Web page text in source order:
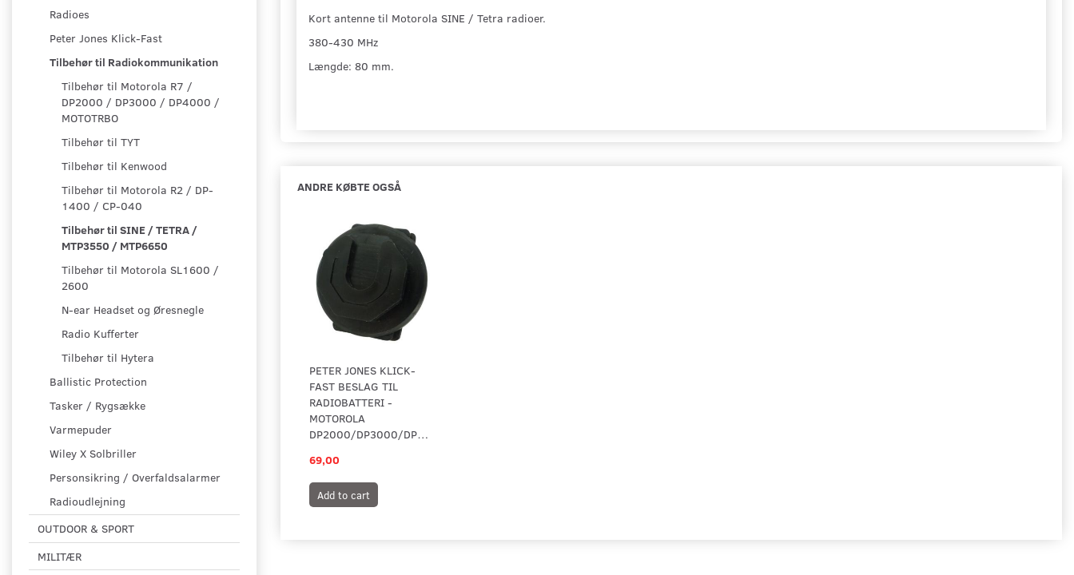
Radioes
Peter Jones Klick-Fast
Tilbehør til Radiokommunikation
Tilbehør til Motorola R7 /
DP2000 / DP3000 / DP4000 /
MOTOTRBO
Tilbehør til TYT
Tilbehør til Kenwood
Tilbehør til Motorola R2 / DP-
1400 / CP-040
Tilbehør til SINE / TETRA /
MTP3550 / MTP6650
Tilbehør til Motorola SL1600 /
2600
N-ear Headset og Øresnegle
Radio Kufferter
Tilbehør til Hytera
Ballistic Protection
Tasker / Rygsække
Varmepuder
Wiley X Solbriller
Personsikring / Overfaldsalarmer
Radioudlejning
OUTDOOR & SPORT
MILITÆR
Kort antenne til Motorola SINE / Tetra radioer.
380-430 MHz
Længde: 80 mm.
ANDRE KØBTE OGSÅ
PETER JONES KLICK-
FAST BESLAG TIL
RADIOBATTERI -
MOTOROLA
DP2000/DP3000/DP4000
69,00
Add to cart